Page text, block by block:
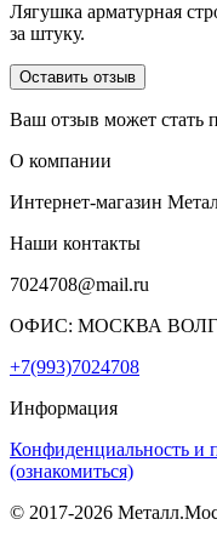
Лягушка арматурная
за штуку.
Оставить отзыв
Ваш отзыв может стать
О компании
Интернет-магазин
Наши контакты
7024708@mail.ru
ОФИС: МОСКВА
+7(993)7024708
Информация
Конфиденциальность и
(ознакомиться)
© 2017-2026